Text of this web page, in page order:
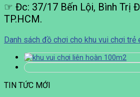
☞ Đc: 37/17 Bến Lội, Bình Trị
TP.HCM.
Danh sách đồ chơi cho khu vui chơi trẻ
TIN TỨC MỚI